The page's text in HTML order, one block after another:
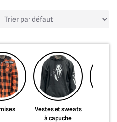
Vestes et sweats
à capuche